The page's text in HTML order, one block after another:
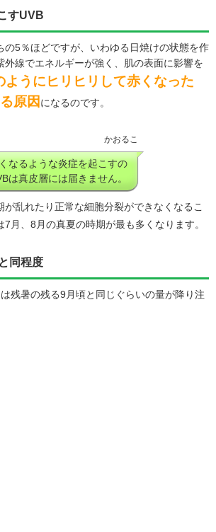
すUVB
の5％ほどですが、いわゆる日焼けの状態を作
外線でエネルギーが強く、肌の表面に影響を
ようにヒリヒリして赤くなった
原因 になるのです。
かおるこ
なるような炎症を起こすの
は真皮層には届きません。
が乱れたり正常な細胞分裂ができなくなるこ
7月、8月の真夏の時期が最も多くなります。
同程度
残暑の残る9月頃と同じぐらいの量が降り注